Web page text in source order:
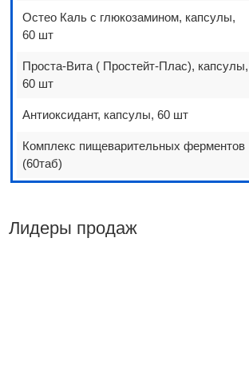
Остео Каль с глюкозамином, капсулы,
60 шт
Проста-Вита ( Простейт-Плас), капсулы,
60 шт
Антиоксидант, капсулы, 60 шт
Комплекс пищеварительных ферментов
(60таб)
Лидеры продаж